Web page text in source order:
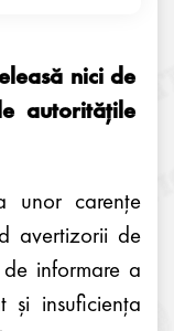
nici de
autoritățile
unor carențe
avertizorii de
informare a
și insuficiența